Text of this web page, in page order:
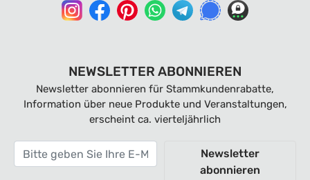
NEWSLETTER ABONNIEREN
Newsletter abonnieren für Stammkundenrabatte,
Information über neue Produkte und Veranstaltungen,
erscheint ca. vierteljährlich
Newsletter
abonnieren